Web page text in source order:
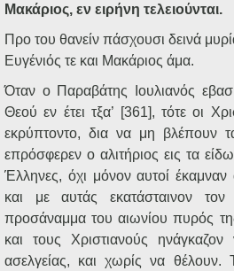
Μακάριος, εν ειρήνη τελειούνται.
Προ του θανείν πάσχουσι δεινά
Ευγένιός τε και Μακάριος άμα.
Όταν ο Παραβάτης Ιουλιανός
Θεού εν έτει τξα’ [361], τότε οι
εκρύπτοντο, δια να μη βλέπουν
επρόσφερεν ο αλιτήριος εις τα
Έλληνες, όχι μόνον αυτοί έκαμναν
και με αυτάς εκατάσταινον
προσάναμμα του αιωνίου πυρός
και τους Χριστιανούς
ασελγείας, και χωρίς να θέλουν.